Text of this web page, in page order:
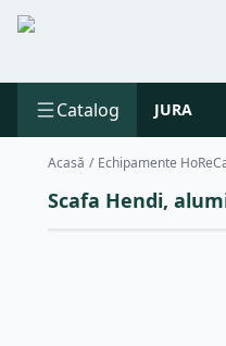
Catalog JURA
Acasă / Echipamente
Scafa Hendi,